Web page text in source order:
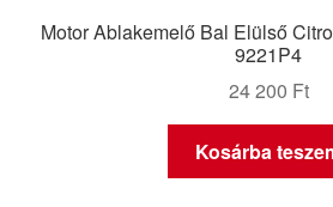
Motor Ablakemelő Bal Elülső
9221P4
24 200 Ft
Kosárba